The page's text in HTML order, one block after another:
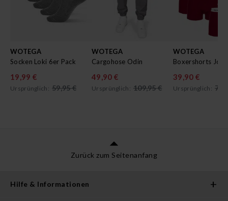
WOTEGA
Socken Loki 6er Pack
19,99 €
Ursprünglich: 59,95 €
WOTEGA
Cargohose Odin
49,90 €
Ursprünglich: 109,95 €
WOTEGA
39,90 €
Ursprünglich:
Zurück zum Seitenanfang
Hilfe & Informationen